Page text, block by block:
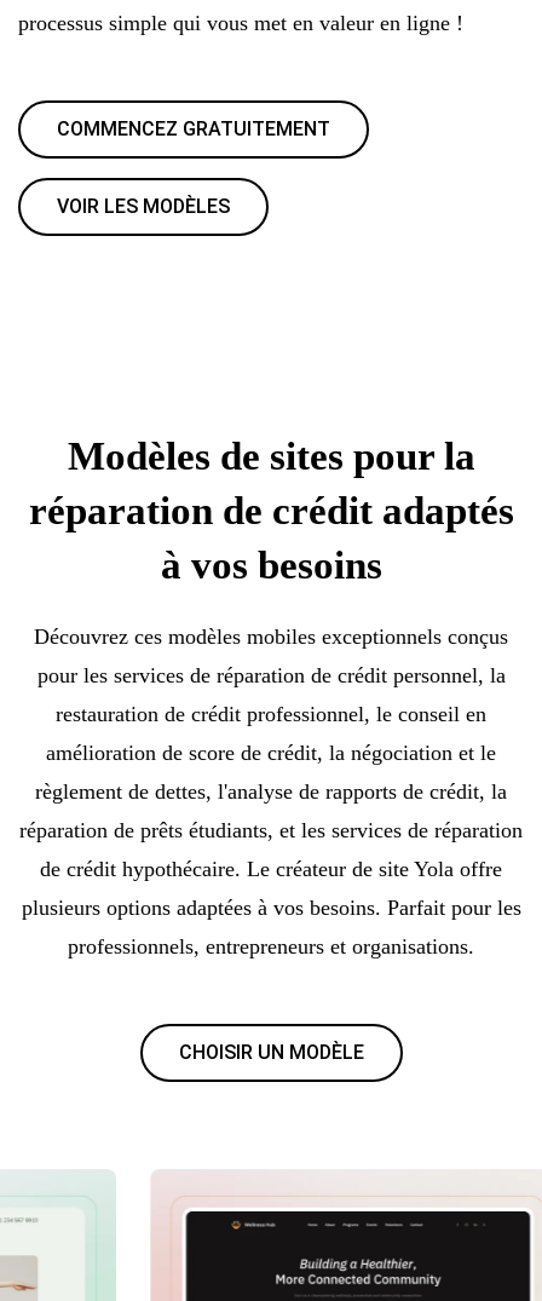
processus simple qui vous met en valeur en ligne !
COMMENCEZ GRATUITEMENT
VOIR LES MODÈLES
Modèles de sites pour la
réparation de crédit adaptés
à vos besoins
Découvrez ces modèles mobiles exceptionnels conçus
pour les services de réparation de crédit personnel, la
restauration de crédit professionnel, le conseil en
amélioration de score de crédit, la négociation et le
règlement de dettes, l'analyse de rapports de crédit, la
réparation de prêts étudiants, et les services de réparation
de crédit hypothécaire. Le créateur de site Yola offre
plusieurs options adaptées à vos besoins. Parfait pour les
professionnels, entrepreneurs et organisations.
CHOISIR UN MODÈLE